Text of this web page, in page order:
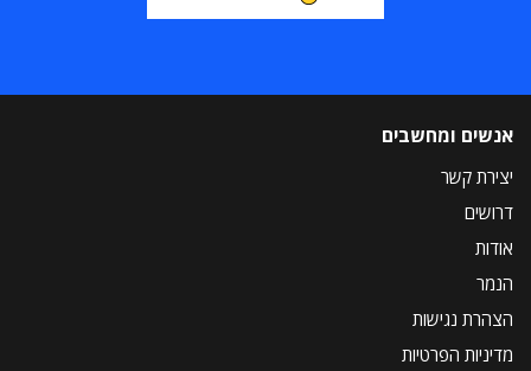
אנשים ומחשבים
יצירת קשר
דרושים
אודות
הנמר
הצהרת נגישות
מדיניות הפרטיות